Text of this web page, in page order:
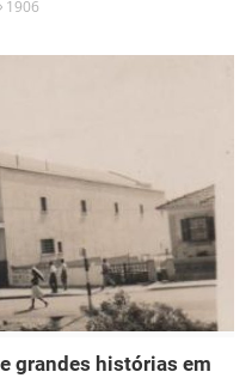
1906
grandes histórias em